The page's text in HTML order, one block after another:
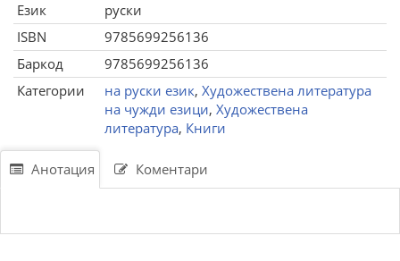
Език
руски
ISBN
9785699256136
Баркод
9785699256136
Категории
на руски език, Художествена литература
на чужди езици, Художествена
литература, Книги
Анотация Коментари